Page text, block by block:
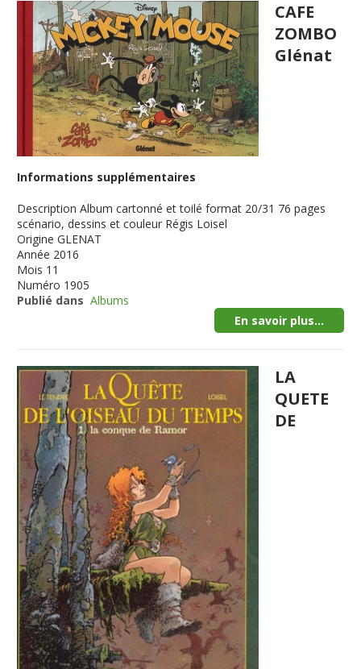
CAFE
ZOMBO
Glénat
Informations supplémentaires
Description Album cartonné et toilé format 20/31 76 pages
scénario, dessins et couleur Régis Loisel
Origine GLENAT
Année 2016
Mois 11
Numéro 1905
Publié dans Albums
En savoir plus...
LA
QUETE
DE